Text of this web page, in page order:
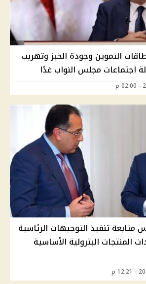
التموين وجودة الخبز وتهريب
اجتماعات مجلس النواب غدًا
متابعة تنفيذ التوجيهات الرئاسية
المنتجات البترولية الأساسية